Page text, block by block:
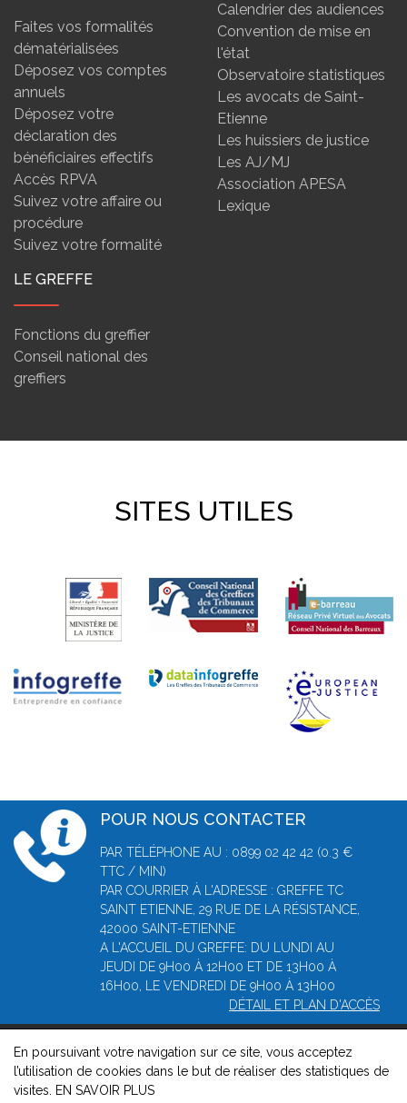
Faites vos formalités
dématérialisées
Déposez vos comptes
annuels
Déposez votre
déclaration des
bénéficiaires effectifs
Accès RPVA
Suivez votre affaire ou
procédure
Suivez votre formalité
Calendrier des audiences
Convention de mise en
l'état
Observatoire statistiques
Les avocats de Saint-
Etienne
Les huissiers de justice
Les AJ/MJ
Association APESA
Lexique
LE GREFFE
Fonctions du greffier
Conseil national des
greffiers
SITES UTILES
POUR NOUS CONTACTER
PAR TÉLÉPHONE AU : 0899 02 42 42 (0.3 €
TTC / MIN)
PAR COURRIER À L'ADRESSE : GREFFE TC
SAINT ETIENNE, 29 RUE DE LA RÉSISTANCE,
42000 SAINT-ETIENNE
A L'ACCUEIL DU GREFFE: DU LUNDI AU
JEUDI DE 9H00 À 12H00 ET DE 13H00 À
16H00, LE VENDREDI DE 9H00 À 13H00
DÉTAIL ET PLAN D'ACCÈS
© 2026, Greffe du Tribunal de Commerce de Saint-Etienne -
Mentions légales-Contact -Gestion des cookies-Politique de
confidentialité et de cookies
En poursuivant votre navigation sur ce site, vous acceptez
l’utilisation de cookies dans le but de réaliser des statistiques de
visites.
EN SAVOIR PLUS